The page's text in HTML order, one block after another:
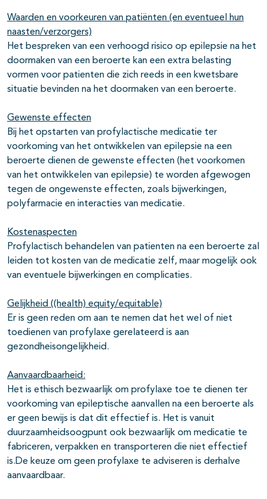
Waarden en voorkeuren van patiënten (en eventueel hun
naasten/verzorgers)
Het bespreken van een verhoogd risico op epilepsie na het
doormaken van een beroerte kan een extra belasting
vormen voor patienten die zich reeds in een kwetsbare
situatie bevinden na het doormaken van een beroerte.
Gewenste effecten
Bij het opstarten van profylactische medicatie ter
voorkoming van het ontwikkelen van epilepsie na een
beroerte dienen de gewenste effecten (het voorkomen
van het ontwikkelen van epilepsie) te worden afgewogen
tegen de ongewenste effecten, zoals bijwerkingen,
polyfarmacie en interacties van medicatie.
Kostenaspecten
Profylactisch behandelen van patienten na een beroerte zal
leiden tot kosten van de medicatie zelf, maar mogelijk ook
van eventuele bijwerkingen en complicaties.
Gelijkheid ((health) equity/equitable)
Er is geen reden om aan te nemen dat het wel of niet
toedienen van profylaxe gerelateerd is aan
gezondheisongelijkheid.
Aanvaardbaarheid:
Het is ethisch bezwaarlijk om profylaxe toe te dienen ter
voorkoming van epileptische aanvallen na een beroerte als
er geen bewijs is dat dit effectief is. Het is vanuit
duurzaamheidsoogpunt ook bezwaarlijk om medicatie te
fabriceren, verpakken en transporteren die niet effectief
is.De keuze om geen profylaxe te adviseren is derhalve
aanvaardbaar.